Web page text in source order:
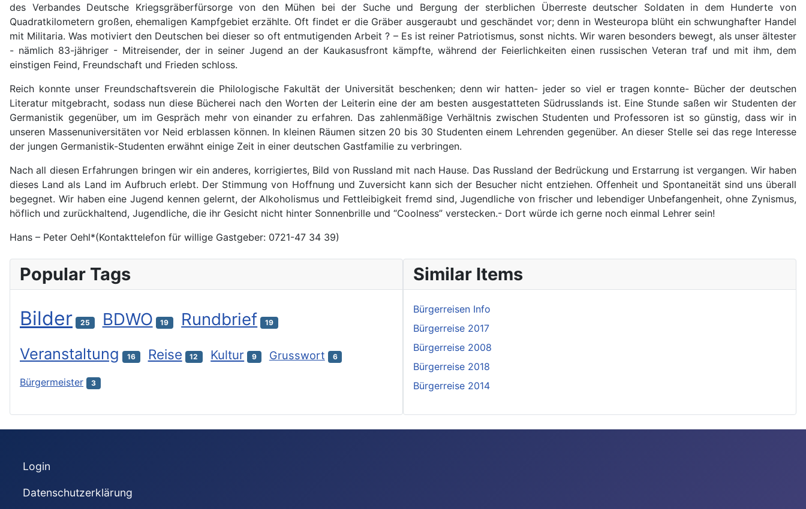
des Verbandes Deutsche Kriegsgräberfürsorge von den Mühen bei der Suche und Bergung der sterblichen Überreste deutscher Soldaten in dem Hunderte von
Quadratkilometern großen, ehemaligen Kampfgebiet erzählte. Oft findet er die Gräber ausgeraubt und geschändet vor; denn in Westeuropa blüht ein schwunghafter Handel
mit Militaria. Was motiviert den Deutschen bei dieser so oft entmutigenden Arbeit ? – Es ist reiner Patriotismus, sonst nichts. Wir waren besonders bewegt, als unser ältester
- nämlich 83-jähriger - Mitreisender, der in seiner Jugend an der Kaukasusfront kämpfte, während der Feierlichkeiten einen russischen Veteran traf und mit ihm, dem
einstigen Feind, Freundschaft und Frieden schloss.
Reich konnte unser Freundschaftsverein die Philologische Fakultät der Universität beschenken; denn wir hatten- jeder so viel er tragen konnte- Bücher der deutschen
Literatur mitgebracht, sodass nun diese Bücherei nach den Worten der Leiterin eine der am besten ausgestatteten Südrusslands ist. Eine Stunde saßen wir Studenten der
Germanistik gegenüber, um im Gespräch mehr von einander zu erfahren. Das zahlenmäßige Verhältnis zwischen Studenten und Professoren ist so günstig, dass wir in
unseren Massenuniversitäten vor Neid erblassen können. In kleinen Räumen sitzen 20 bis 30 Studenten einem Lehrenden gegenüber. An dieser Stelle sei das rege Interesse
der jungen Germanistik-Studenten erwähnt einige Zeit in einer deutschen Gastfamilie zu verbringen.
Nach all diesen Erfahrungen bringen wir ein anderes, korrigiertes, Bild von Russland mit nach Hause. Das Russland der Bedrückung und Erstarrung ist vergangen. Wir haben
dieses Land als Land im Aufbruch erlebt. Der Stimmung von Hoffnung und Zuversicht kann sich der Besucher nicht entziehen. Offenheit und Spontaneität sind uns überall
begegnet. Wir haben eine Jugend kennen gelernt, der Alkoholismus und Fettleibigkeit fremd sind, Jugendliche von frischer und lebendiger Unbefangenheit, ohne Zynismus,
höflich und zurückhaltend, Jugendliche, die ihr Gesicht nicht hinter Sonnenbrille und “Coolness” verstecken.- Dort würde ich gerne noch einmal Lehrer sein!
Hans – Peter Oehl*(Kontakttelefon für willige Gastgeber: 0721-47 34 39)
Popular Tags
Bilder 25 BDWO 19 Rundbrief 19
Veranstaltung 16 Reise 12 Kultur 9 Grusswort 6
Bürgermeister 3
Similar Items
Bürgerreisen Info
Bürgerreise 2017
Bürgerreise 2008
Bürgerreise 2018
Bürgerreise 2014
Login
Datenschutzerklärung